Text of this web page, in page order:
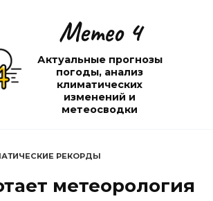
Метео 4
Актуальные прогнозы
погоды, анализ
климатических
изменений и
метеосводки
РЕКОРДЫ
метеорология